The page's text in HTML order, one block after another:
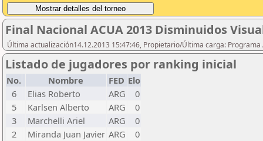
Final Nacional ACUA 2013 Disminuidos
Última actualización14.12.2013 15:47:46, Propietario/Última carga:
Listado de jugadores por ranking inicial
No. Nombre FED Elo
6
Elias Roberto ARG
0
5
Karlsen Alberto ARG
0
3
Marchelli Ariel ARG
0
2
Miranda Juan Javier ARG
0